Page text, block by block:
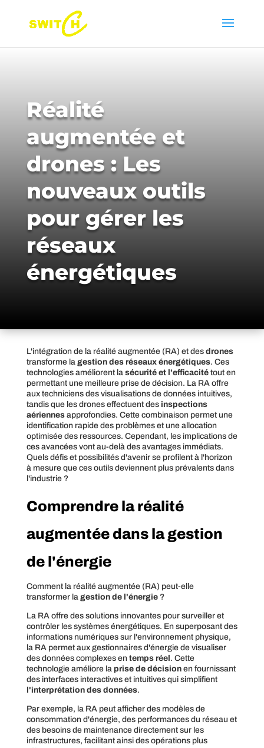
Réalité
augmentée et
drones : Les
nouveaux outils
pour gérer les
réseaux
énergétiques
L'intégration de la réalité augmentée (RA) et des drones
transforme la gestion des réseaux énergétiques. Ces
technologies améliorent la sécurité et l'efficacitétout en
permettant une meilleure prise de décision. La RA offre
aux techniciens des visualisations de données intuitives,
tandis que les drones effectuent des inspections
aériennesapprofondies. Cette combinaison permet une
identification rapide des problèmes et une allocation
optimisée des ressources. Cependant, les implications de
ces avancées vont au-delà des avantages immédiats.
Quels défis et possibilités d'avenir se profilent à l'horizon
à mesure que ces outils deviennent plus prévalents dans
l'industrie ?
Comprendre la réalité
augmentée dans la gestion
de l'énergie
Comment la réalité augmentée (RA) peut-elle
transformer la gestion de l'énergie?
La RA offre des solutions innovantes pour surveiller et
contrôler les systèmes énergétiques. En superposant des
informations numériques sur l'environnement physique,
la RA permet aux gestionnaires d'énergie de visualiser
des données complexes en temps réel. Cette
technologie améliore la prise de décisionen fournissant
des interfaces interactives et intuitives qui simplifient
l'interprétation des données.
Par exemple, la RA peut afficher des modèles de
consommation d'énergie, des performances du réseau et
des besoins de maintenance directement sur les
infrastructures, facilitant ainsi des opérations plus